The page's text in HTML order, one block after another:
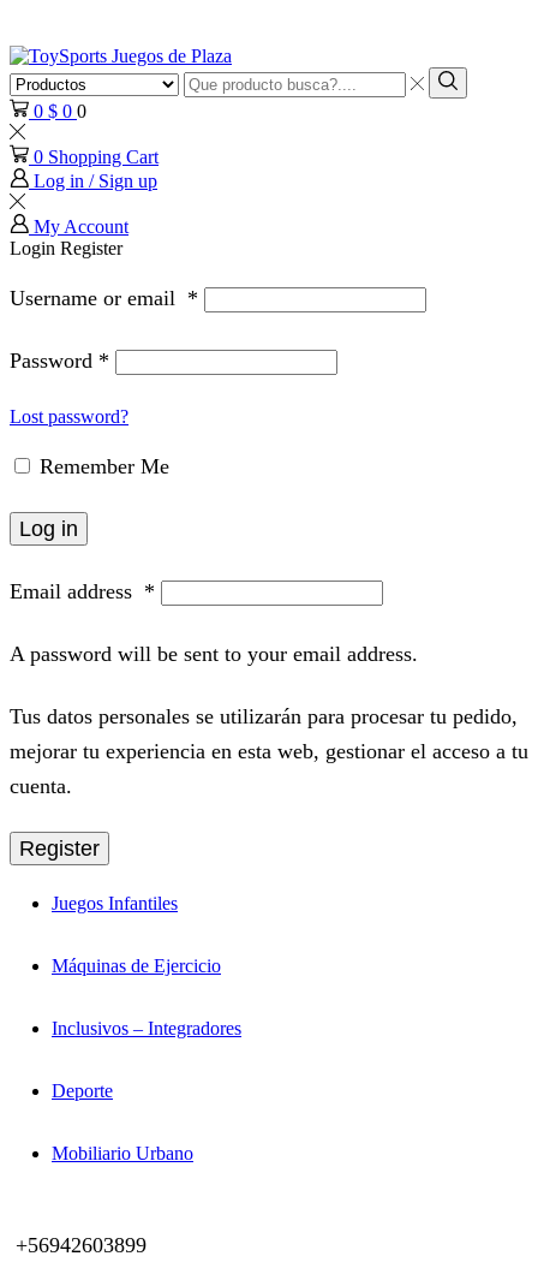
Search
input
Search
0 $ 0 0
0 Shopping Cart
Log in / Sign up
My Account
Login Register
Username or email *
Password *
Lost password?
Remember Me
Log in
Email address *
A password will be sent to your email address.
Tus datos personales se utilizarán para procesar tu pedido,
mejorar tu experiencia en esta web, gestionar el acceso a tu
cuenta.
Register
Juegos Infantiles
Máquinas de Ejercicio
Inclusivos – Integradores
Deporte
Mobiliario Urbano
+56942603899